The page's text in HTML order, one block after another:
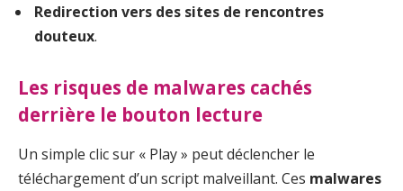
Redirection vers des sites de rencontres
douteux.
Les risques de malwares cachés
derrière le bouton lecture
Un simple clic sur « Play » peut déclencher le
téléchargement d’un script malveillant. Ces malwares